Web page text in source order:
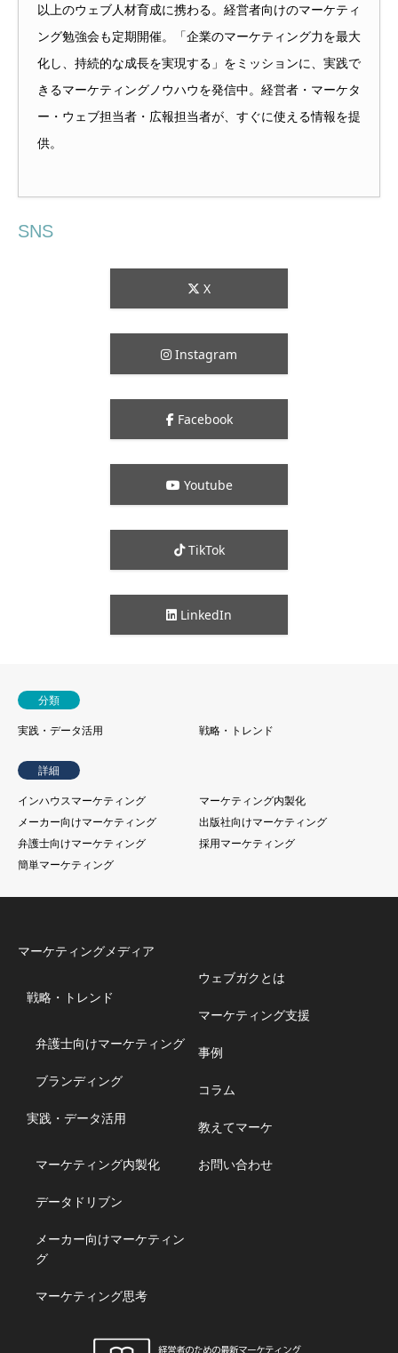
以上のウェブ人材育成に携わる。経営者向けのマーケティ
ング勉強会も定期開催。「企業のマーケティング力を最大
化し、持続的な成長を実現する」をミッションに、実践で
きるマーケティングノウハウを発信中。経営者・マーケタ
ー・ウェブ担当者・広報担当者が、すぐに使える情報を提
供。
SNS
X
Instagram
Facebook
Youtube
TikTok
LinkedIn
分類
実践・データ活用
戦略・トレンド
詳細
インハウスマーケティング
マーケティング内製化
メーカー向けマーケティング
出版社向けマーケティング
弁護士向けマーケティング
採用マーケティング
簡単マーケティング
マーケティングメディア
戦略・トレンド
弁護士向けマーケティング
ブランディング
実践・データ活用
マーケティング内製化
データドリブン
メーカー向けマーケティン
グ
マーケティング思考
ウェブガクとは
マーケティング支援
事例
コラム
教えてマーケ
お問い合わせ